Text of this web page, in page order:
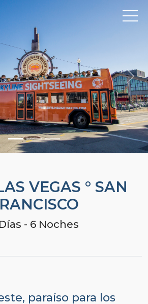
VEGAS ° SAN
- 6 Noches
paraíso para los